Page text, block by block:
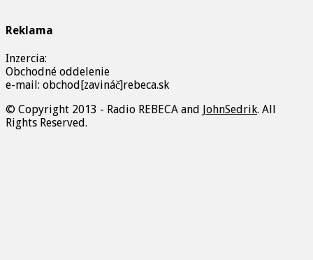
Reklama
Inzercia:
Obchodné oddelenie
e-mail: obchod[zavináč]rebeca.sk
© Copyright 2013 - Radio REBECA and JohnSedrik. All
Rights Reserved.